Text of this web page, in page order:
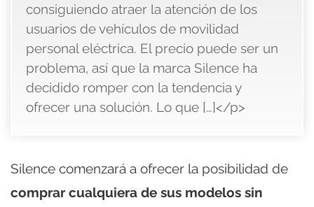
consiguiendo atraer la atención de los
usuarios de vehículos de movilidad
personal eléctrica. El precio puede ser un
problema, así que la marca Silence ha
decidido romper con la tendencia y
ofrecer una solución. Lo que […]</p>
Silence comenzará a ofrecer la posibilidad de
comprar cualquiera de sus modelos sin